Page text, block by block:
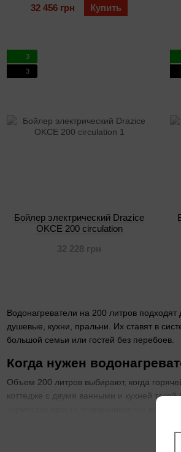
Водонагреватели на 200 литров
душевые, кухни, пральни. Их ставят в
большой семьи или гостей без перебоев.
Когда нужен
Объем 200 литров выбирают, когда
коттедже с двумя ванными и кухней
термостат просто поворачивается до
Для каких систем
32 456 грн
Купить
3
3
Бойлер электрический Drazice
OKCE 200 circulation
32 228 грн